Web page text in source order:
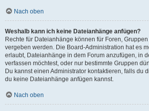
Nach oben
Weshalb kann ich keine Dateianhänge anfügen?
Rechte für Dateianhänge können für Foren,
vergeben werden. Die Board-Administration hat es
erlaubt, Dateianhänge in dem Forum anzufügen, in
verfassen möchtest, oder nur bestimmte Gruppen
Du kannst einen Administrator kontaktieren, falls du
du keine Dateianhänge anfügen kannst.
Nach oben